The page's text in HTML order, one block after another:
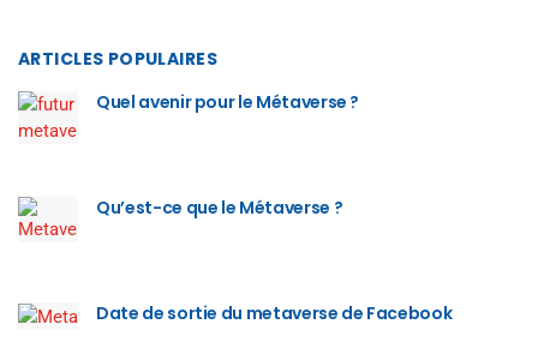
ARTICLES POPULAIRES
Quel avenir pour le Métaverse ?
Qu’est-ce que le Métaverse ?
Date de sortie du metaverse de Facebook